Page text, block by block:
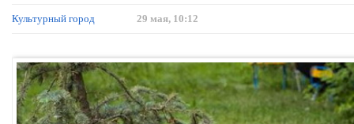
Культурный город 29 мая, 10:12